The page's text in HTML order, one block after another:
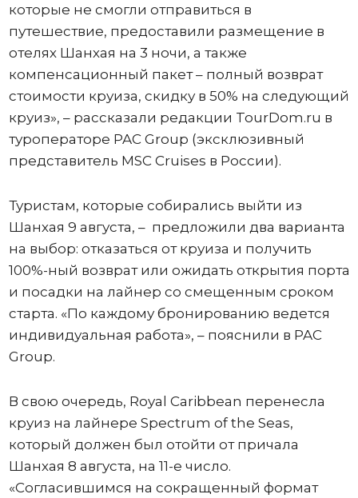
которые не смогли отправиться в
путешествие, предоставили размещение в
отелях Шанхая на 3 ночи, а также
компенсационный пакет – полный возврат
стоимости круиза, скидку в 50% на следующий
круиз», – рассказали редакции TourDom.ru в
туроператоре PAC Group (эксклюзивный
представитель MSC Cruises в России).
Туристам, которые собирались выйти из
Шанхая 9 августа, – предложили два варианта
на выбор: отказаться от круиза и получить
100%-ный возврат или ожидать открытия порта
и посадки на лайнер со смещенным сроком
старта. «По каждому бронированию ведется
индивидуальная работа», – пояснили в PAC
Group.
В свою очередь, Royal Caribbean перенесла
круиз на лайнере Spectrum of the Seas,
который должен был отойти от причала
Шанхая 8 августа, на 11-е число.
«Согласившимся на сокращенный формат